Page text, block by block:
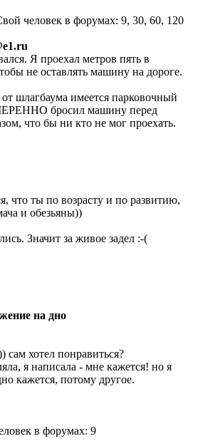
Я проехал метров пять в
не оставлять машину на дороге.
шлагбаума имеется парковочный
бросил машину перед
что бы ни кто не мог проехать.
что ты по возрасту и по развитию,
и обезьяны))
Значит за живое задел :-(
на дно
сам хотел понравиться?
я написала - мне кажется! но я
кажется, потому другое.